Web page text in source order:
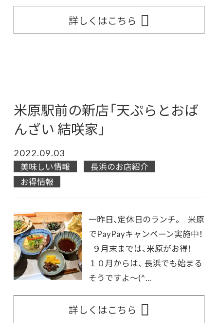
詳しくはこちら
米原駅前の新店「天ぷらとおば
んざい 結咲家」
2022.09.03
美味しい情報
長浜のお店紹介
お得情報
一昨日、定休日のランチ。 米原
でPayPayキャンペーン実施中！
９月末までは、米原がお得！
１０月からは、 長浜でも始まる
そうですよ～(^...
詳しくはこちら